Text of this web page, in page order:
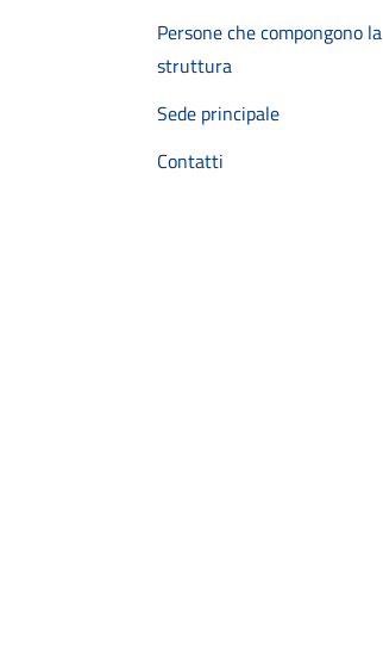
Persone che compongono la
struttura
Sede principale
Contatti